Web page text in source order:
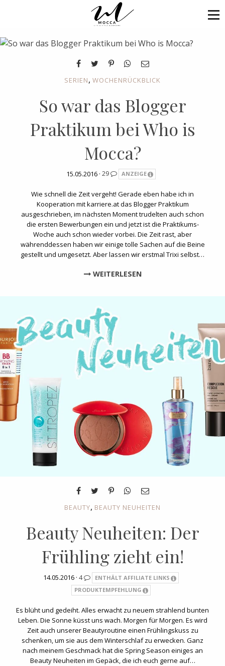
SERIEN, WOCHENRÜCKBLICK
So war das Blogger
Praktikum bei Who is
Mocca?
15.05.2016 · 29 ANZEIGE
Wie schnell die Zeit vergeht! Gerade eben habe ich in
Kooperation mit karriere.at das Blogger Praktikum
ausgeschrieben, im nächsten Moment trudelten auch schon
die ersten Bewerbungen ein und jetzt ist die Praktikums-
Woche auch schon wieder vorbei. Die Zeit rast, aber
währenddessen haben wir einige tolle Sachen auf die Beine
gestellt und umgesetzt. Aber lassen wir erstmal Trixi selbst…
WEITERLESEN
BEAUTY, BEAUTY NEUHEITEN
Beauty Neuheiten: Der
Frühling zieht ein!
14.05.2016 · 4
ENTHÄLT AFFILIATE LINKS
PRODUKTEMPFEHLUNG
Es blüht und gedeiht. Alles erwacht zu neuem strahlend bunten
Leben. Die Sonne küsst uns wach. Morgen für Morgen. Es wird
Zeit auch unserer Beautyroutine einen Frühlingskuss zu
schenken, um sie aus dem Winterschlaf zu erwecken. Ganz
nach meinem Geschmack hat die Spring Season einiges an
Beauty Neuheiten im Gepäck, die ich euch gerne auf…